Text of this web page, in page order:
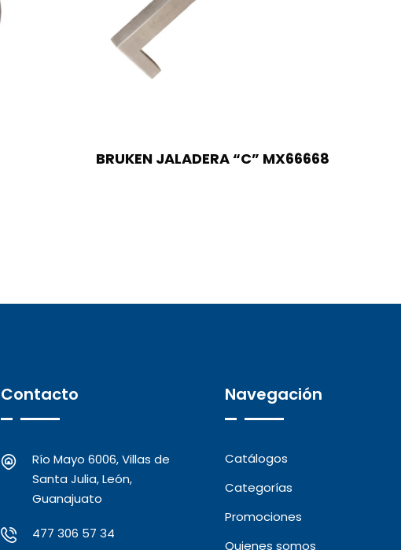
BRUKEN JALADERA “C” MX66668
Contacto
Río Mayo 6006, Villas de
Santa Julia, León,
Guanajuato
477 306 57 34
Navegación
Catálogos
Categorías
Promociones
Quienes somos